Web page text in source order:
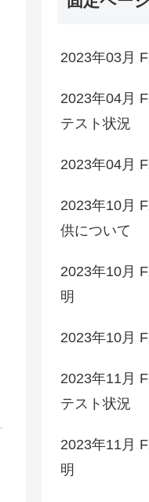
2023年03月
2023年04月
テスト状況
2023年04月
2023年10月
供について
2023年10月
明
2023年10月
2023年11月
テスト状況
2023年11月
明